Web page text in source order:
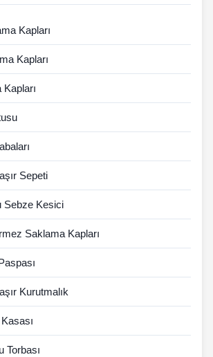
Kapları
Kapları
Sepeti
Sebze Kesici
Saklama Kapları
Kurutmalık
Torbası